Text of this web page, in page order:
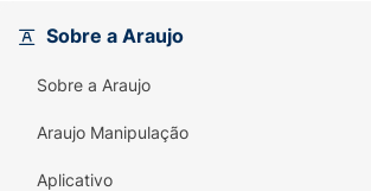
• Use diariamente pela manhã e à
a pele limpa e seca.
2 - Modo de uso
• Aplique uma quantidade
Sobre a Araujo
Sobre a Araujo
Araujo Manipulação
Aplicativo